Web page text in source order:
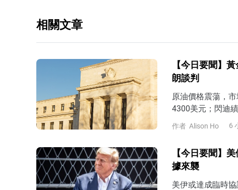
相關文章
【今日要聞】
朗談判
原油價格震蕩，
4300美元；閃迪
作者 Alison Ho 6
【今日要聞】
據來襲
美伊或達成臨時